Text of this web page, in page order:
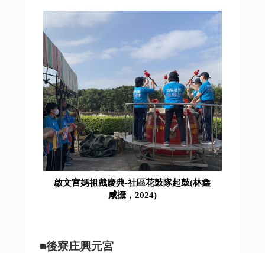
啟文宮媽祖戲慶典-社區花鼓隊起鼓(林鑫
咸攝，2024)
■後寮庄興元宮